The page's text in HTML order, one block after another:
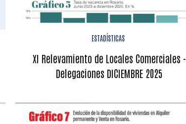
ESTADÍSTICAS
XI Relevamiento de Locales Comerciales -
Delegaciones DICIEMBRE 2025